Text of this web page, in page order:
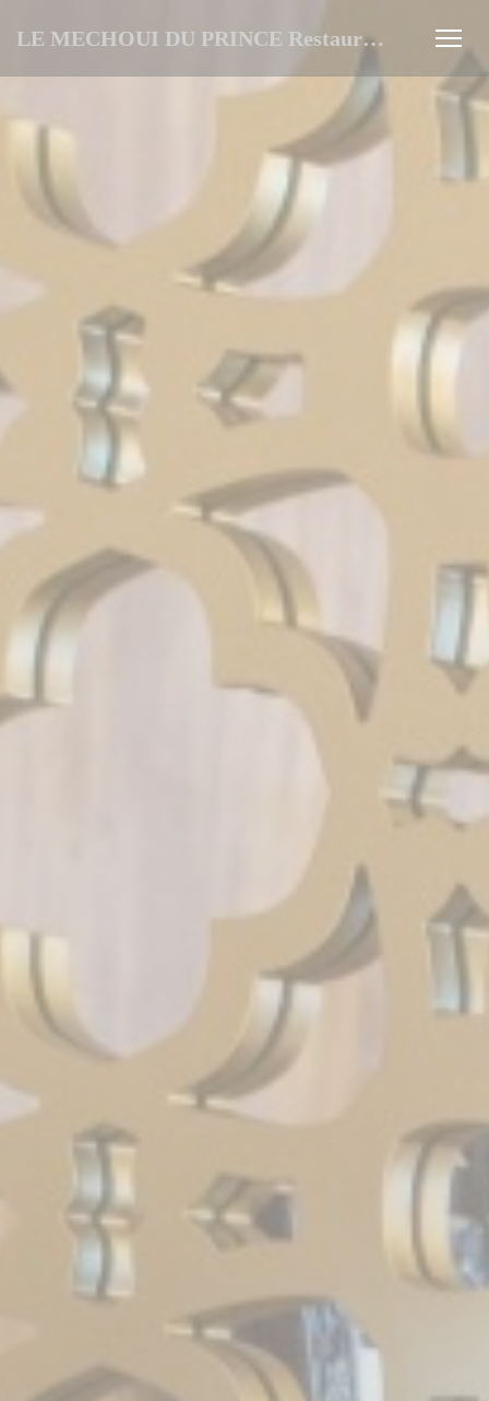
LE MECHOUI DU PRINCE Restaurant Marocain à Paris